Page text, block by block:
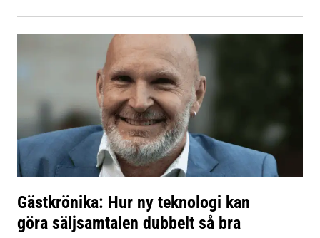
Gästkrönika: Hur ny teknologi kan
göra säljsamtalen dubbelt så bra